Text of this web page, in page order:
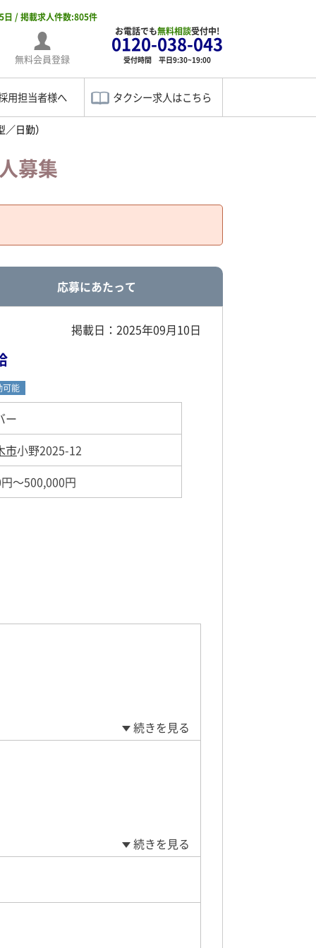
/ 掲載求人件数:805件
無料会員登録
お電話でも無料相談受付中!
0120-038-043
受付時間 平日9:30~19:00
用担当者様へ タクシー求人はこちら
日勤）
募集
応募にあたって
掲載日：2025年09月10日
可能
ー
市小野2025-12
～500,000円
続きを見る
続きを見る